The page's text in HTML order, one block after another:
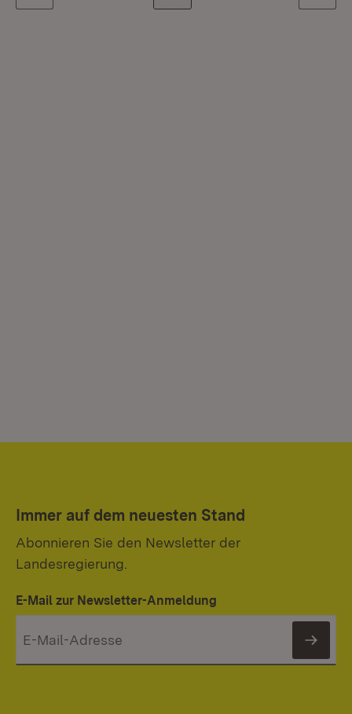
Immer auf dem neuesten Stand
Abonnieren Sie den Newsletter der
Landesregierung.
E-Mail zur Newsletter-Anmeldung